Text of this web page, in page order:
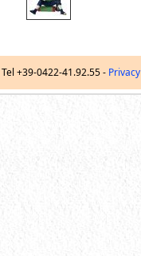
Tel +39-0422-41.92.55- Privacy